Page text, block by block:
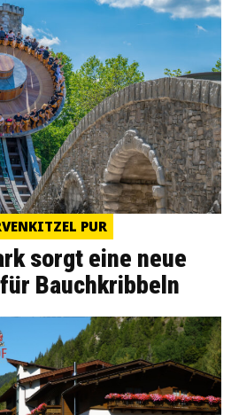
PUR
sorgt eine neue
Bauchkribbeln